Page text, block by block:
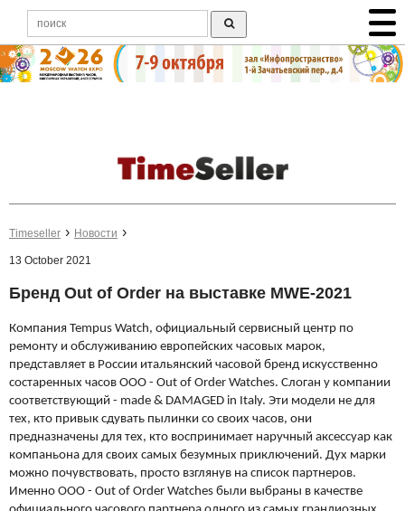
Timeseller Новости
13 October 2021
Бренд Out of Order на выставке MWE-2021
Компания Tempus Watch, официальный сервисный центр по
ремонту и обслуживанию европейских часовых марок,
представляет в России итальянский часовой бренд искусственно
состаренных часов OOO - Out of Order Watches. Слоган у компании
соответствующий - made & DAMAGED in Italy. Эти модели не для
тех, кто привык сдувать пылинки со своих часов, они
предназначены для тех, кто воспринимает наручный аксессуар как
компаньона для своих самых безумных приключений. Дух марки
можно почувствовать, просто взглянув на список партнеров.
Именно OOO - Out of Order Watches были выбраны в качестве